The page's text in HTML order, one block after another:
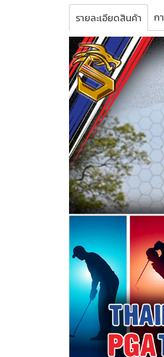
รายละเอียดสินค้า ก